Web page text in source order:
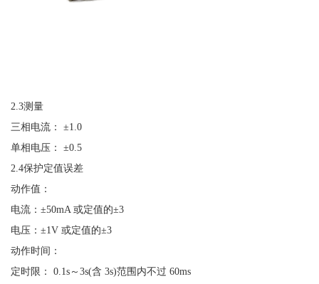
2.3测量
三相电流：
±1.0
单相电压：
±0.5
2.4保护定值误差
动作值：
电流： ±50mA 或定值的±3
电压： ±1V 或定值的±3
动作时间：
定时限：
0.1s～3s(含 3s)范围内不过 60ms